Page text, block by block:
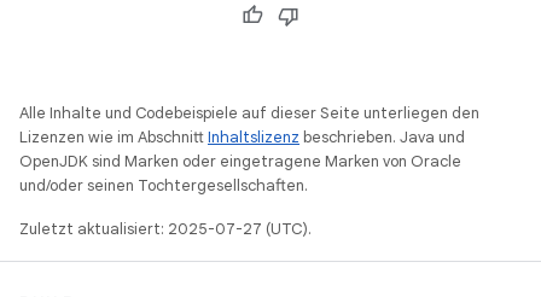
Alle Inhalte und Codebeispiele auf dieser Seite unterliegen den
Lizenzen wie im AbschnittInhaltslizenz beschrieben. Java und
OpenJDK sind Marken oder eingetragene Marken von Oracle
und/oder seinen Tochtergesellschaften.
Zuletzt aktualisiert: 2025-07-27 (UTC).